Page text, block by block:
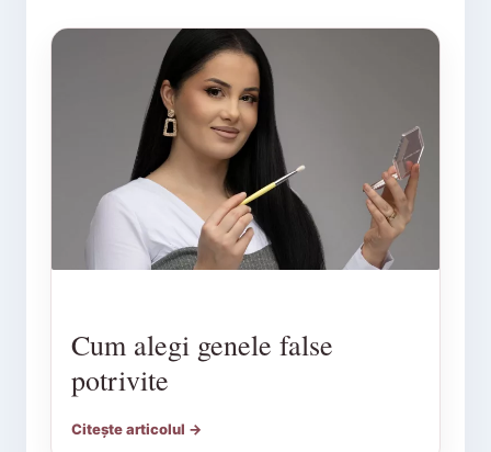
Cum alegi genele false
potrivite
Citește articolul →